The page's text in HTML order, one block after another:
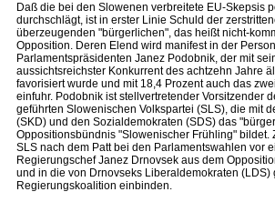
Daß die bei den Slowenen verbreitete EU-Skepsis
durchschlägt, ist in erster Linie Schuld der
überzeugenden "bürgerlichen", das heißt nicht-
Opposition. Deren Elend wird manifest in der
Parlamentspräsidenten Janez Podobnik, der mit
aussichtsreichster Konkurrent des achtzehn Jahre
favorisiert wurde und mit 18,4 Prozent auch das
einfuhr. Podobnik ist stellvertretender Vorsitzender
geführten Slowenischen Volkspartei (SLS), die mit
(SKD) und den Sozialdemokraten (SDS) das
Oppositionsbündnis "Slowenischer Frühling" bildet.
SLS nach dem Patt bei den Parlamentswahlen vor
Regierungschef Janez Drnovsek aus dem
und in die von Drnovseks Liberaldemokraten (LDS)
Regierungskoalition einbinden.